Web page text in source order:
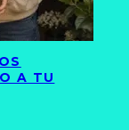
A TU